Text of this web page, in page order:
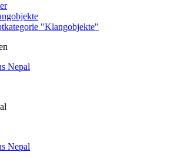
"Klangobjekte"
Nepal
Nepal